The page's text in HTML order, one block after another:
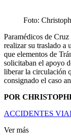
Foto:
Paramédicos de
realizar su traslado a
que elementos de
solicitaban el apoyo
liberar la circulación
consignado el caso
POR
ACCIDENTES
Ver más